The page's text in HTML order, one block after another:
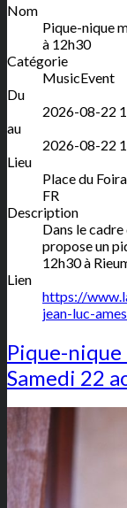
Nom
Pique-nique
à 12h30
Catégorie
MusicEvent
Du
2026-08-22
au
2026-08-22
Lieu
Place du
FR
Description
Dans le
propose un
12h30 à
Lien
https://
jean-luc-
Pique-nique
Samedi 22